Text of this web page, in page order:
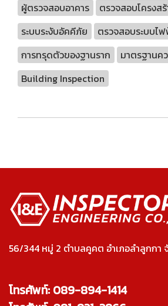
ผู้ตรวจสอบอาคาร
ตรวจสอบโครงส
ระบบระงับอัคคีภัย
ตรวจสอบระบบไ
การทรุดตัวของฐานราก
มาตรฐานค
Building Inspection
56/344 หมู่ 2 ตำบลคูคต อำเภอลำลูกกา
โทรศัพท์: 089-894-1414